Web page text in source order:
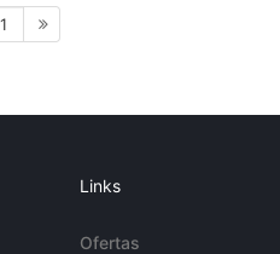
1
Links
Ofertas